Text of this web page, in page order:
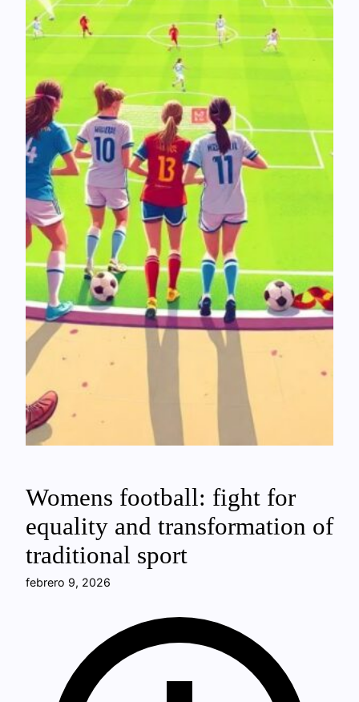
Womens football: fight for
equality and transformation of
traditional sport
febrero 9, 2026